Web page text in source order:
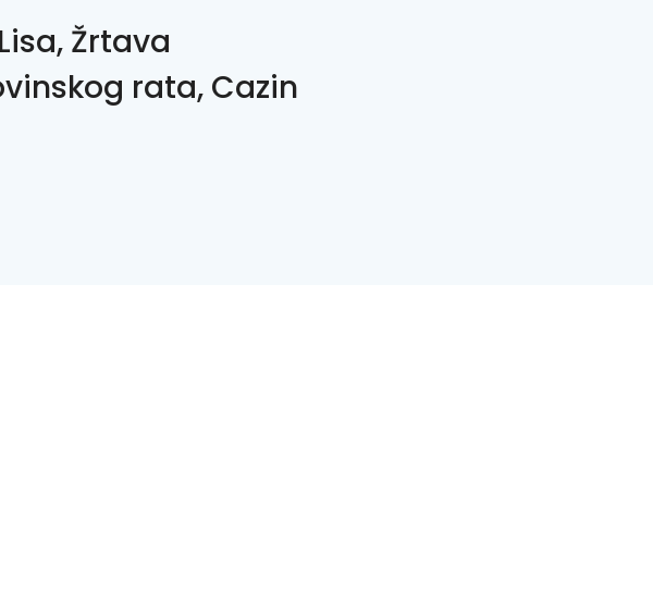
Žrtava
rata, Cazin